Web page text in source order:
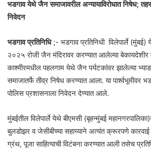
भडगाव येथे जैन समाजावरील अन्यायाविरोधात निषेध;
निवेदन
भडगाव प्रतिनिधि;- भडगाव प्रतिनिधी विलेपार्ले (मुंबई)
२०२५ रोजी जैन मंदिरावर करण्यात आलेल्या बेकायदेशीर
काश्मीरमधील पहलगाम येथे जैन पर्यटकांवर झालेल्या
समाजातर्फे तीव्र निषेध करण्यात आला. या पार्श्वभूमीवर
पोलिस प्रशासनाला निवेदन देण्यात आले.
मुंबईतील विलेपार्ले येथे बीएमसी (बृहन्मुंबई
बुलडोझर व जेसीबीच्या सहाय्याने अत्यंत क्रूरपणे कारवाई
ग्रंथ, पूजा साहित्याची विटंबना करण्यात आली तसेच